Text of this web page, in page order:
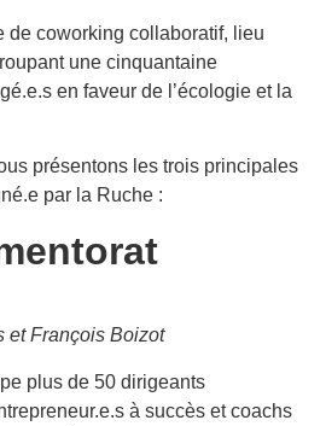
de coworking collaboratif, lieu
une cinquantaine
en faveur de l’écologie et la
présentons les trois principales
par la Ruche :
et François Boizot
plus de 50 dirigeants
à succès et coachs